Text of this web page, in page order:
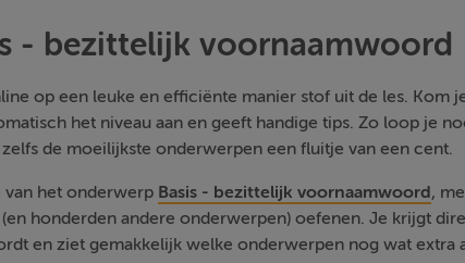
- bezittelijk voornaamwoord
op een leuke en efficiënte manier stof uit de les. Kom
het niveau aan en geeft handige tips. Zo loop je
de moeilijkste onderwerpen een fluitje van een cent.
het onderwerp Basis - bezittelijk voornaamwoord,
honderden andere onderwerpen) oefenen. Je krijgt
en ziet gemakkelijk welke onderwerpen nog wat extra